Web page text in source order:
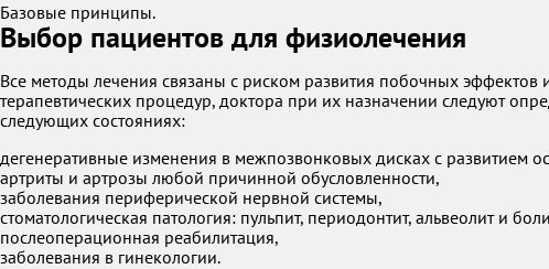
Базовые принципы.
Выбор пациентов для физиолечения
Все методы лечения связаны с риском развития побочных эффектов
терапевтических процедур, доктора при их назначении следуют
следующих состояниях:
дегенеративные изменения в межпозвонковых дисках с развитием
артриты и артрозы любой причинной обусловленности,
заболевания периферической нервной системы,
стоматологическая патология: пульпит, периодонтит, альвеолит и
послеоперационная реабилитация,
заболевания в гинекологии.